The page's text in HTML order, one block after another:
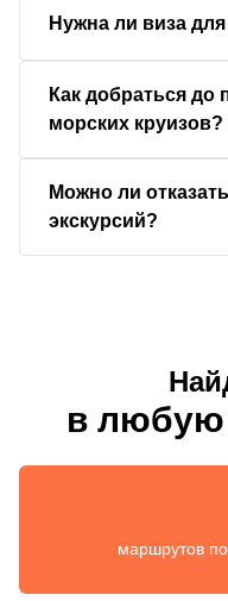
Нужна ли виза для
Как добраться до
морских круизов?
Можно ли
экскурсий?
в любую
маршрутов